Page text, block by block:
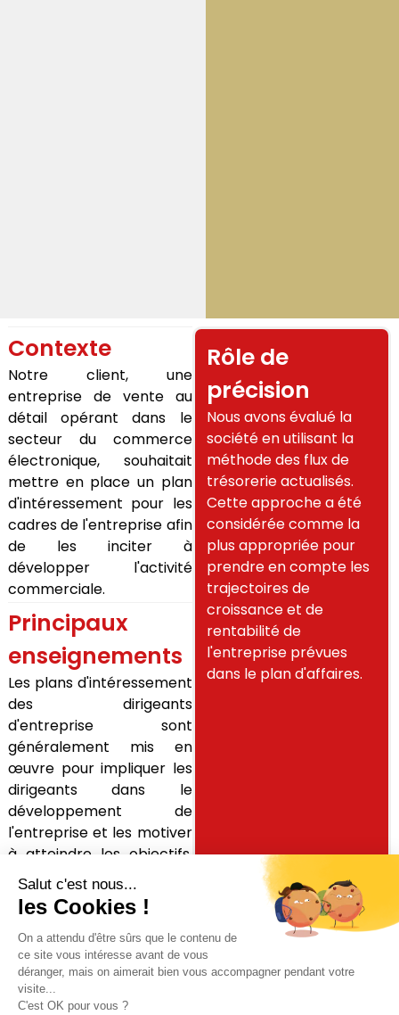
Contexte
Notre client, une
entreprise de vente au
détail opérant dans le
secteur du commerce
électronique, souhaitait
mettre en place un plan
d'intéressement pour les
cadres de l'entreprise afin
de les inciter à
développer l'activité
commerciale.
Principaux
enseignements
Les plans d'intéressement
des dirigeants
d'entreprise sont
généralement mis en
œuvre pour impliquer les
dirigeants dans le
développement de
l'entreprise et les motiver
à atteindre les objectifs.
Pour mettre en place des
plans d'intéressement, il
faut déterminer la valeur
de marché des fonds
propres de l'entreprise.
Pour évaluer une
entreprise ayant
Rôle de
précision
Nous avons évalué la
société en utilisant la
méthode des flux de
trésorerie actualisés.
Cette approche a été
considérée comme la
plus appropriée pour
prendre en compte les
trajectoires de
croissance et de
rentabilité de
l'entreprise prévues
dans le plan d'affaires.